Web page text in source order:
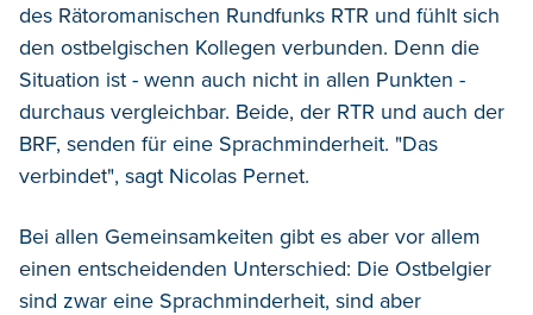
des Rätoromanischen Rundfunks RTR und fühlt sich
den ostbelgischen Kollegen verbunden. Denn die
Situation ist - wenn auch nicht in allen Punkten -
durchaus vergleichbar. Beide, der RTR und auch der
BRF, senden für eine Sprachminderheit. "Das
verbindet", sagt Nicolas Pernet.
Bei allen Gemeinsamkeiten gibt es aber vor allem
einen entscheidenden Unterschied: Die Ostbelgier
sind zwar eine Sprachminderheit, sind aber